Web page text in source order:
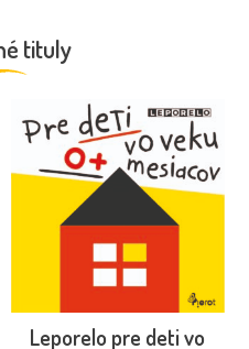
tituly
Leporelo pre deti vo